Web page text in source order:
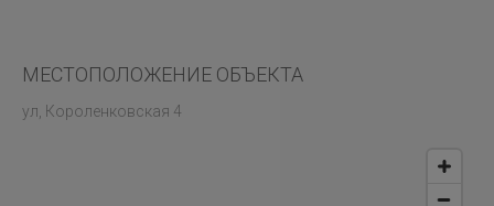
МЕСТОПОЛОЖЕНИЕ ОБЪЕКТА
ул, Короленковская 4